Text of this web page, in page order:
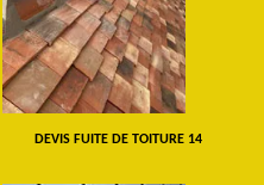
DEVIS FUITE DE TOITURE 14